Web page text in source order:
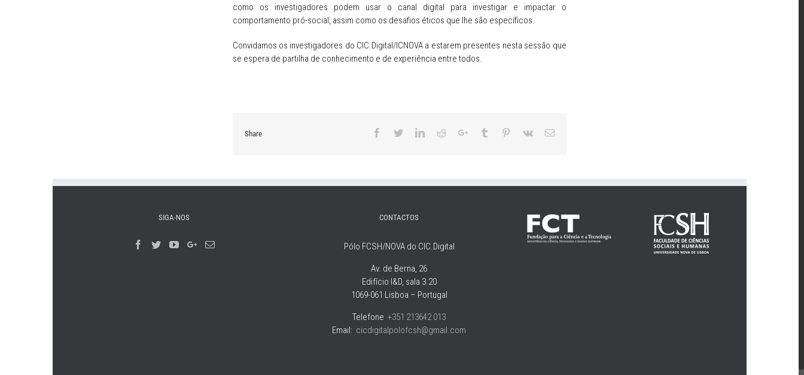
como os investigadores podem usar o canal digital para investigar e impactar o
comportamento pró-social, assim como os desafios éticos que lhe são específicos.
Convidamos os investigadores do CIC.Digital/ICNOVA a estarem presentes nesta sessão que
se espera de partilha de conhecimento e de experiência entre todos.
Share Facebook
TwitterLinkedIn
RedditGoogle+Tumblr Pinterest
Vk Email
SIGA-NOS CONTACTOS
Pólo FCSH/NOVA do CIC.Digital
Av. de Berna, 26
Edifício I&D, sala 3.20
1069-061 Lisboa – Portugal
Telefone:+351 213642 013
Email: cicdigitalpolofcsh@gmail.com